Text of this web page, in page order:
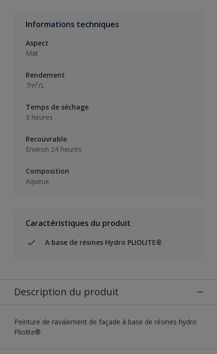
Informations techniques
Aspect
Mat
Rendement
7m²/L
Temps de séchage
3 heures
Recouvrable
Environ 24 heures
Composition
Aqueux
Caractéristiques du produit
A base de résines Hydro PLIOLITE®
Description du produit
Peinture de ravalement de façade à base de résines hydro
Pliolite®